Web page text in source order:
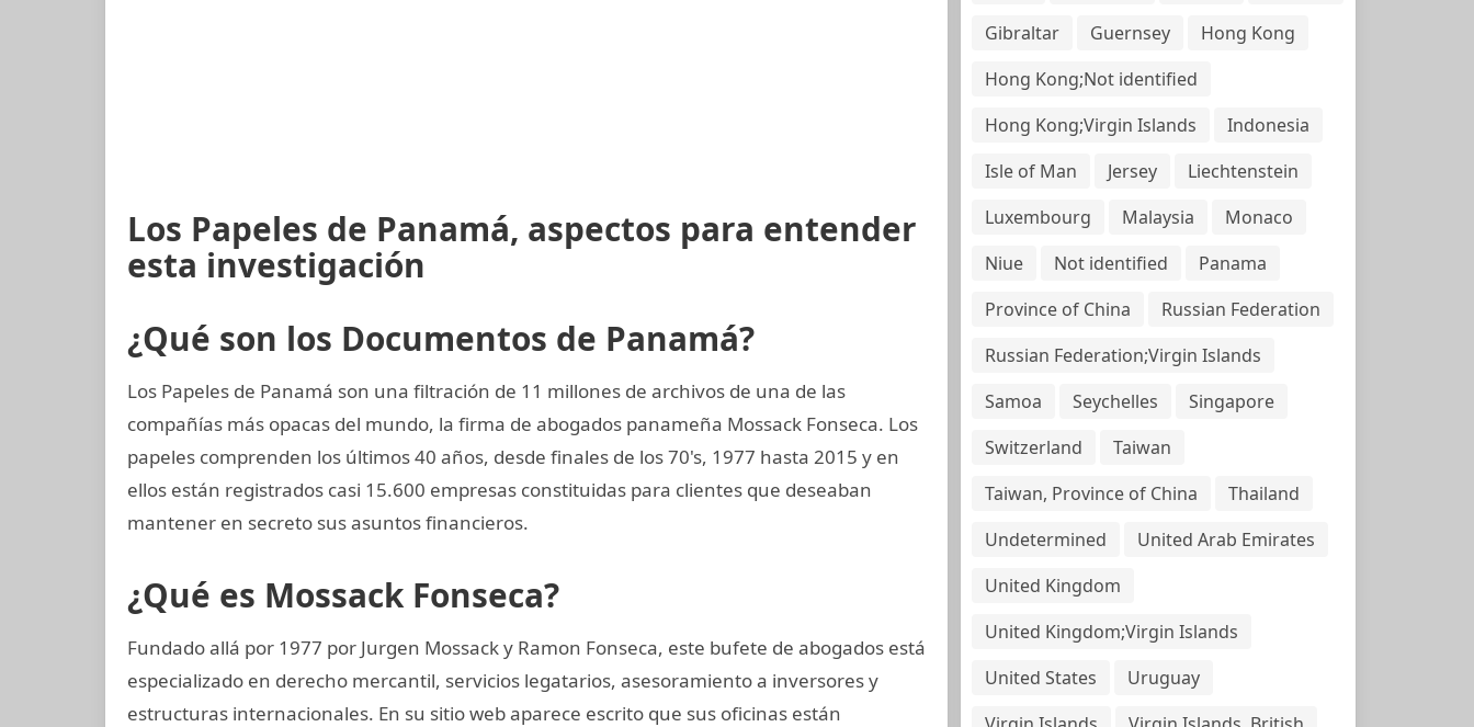
Los Papeles de Panamá, aspectos para entender
esta investigación
¿Qué son los Documentos de Panamá?
Los Papeles de Panamá son una filtración de 11 millones de archivos de una de las
compañías más opacas del mundo, la firma de abogados panameña Mossack Fonseca. Los
papeles comprenden los últimos 40 años, desde finales de los 70's, 1977 hasta 2015 y en
ellos están registrados casi 15.600 empresas constituidas para clientes que deseaban
mantener en secreto sus asuntos financieros.
¿Qué es Mossack Fonseca?
Fundado allá por 1977 por Jurgen Mossack y Ramon Fonseca, este bufete de abogados está
especializado en derecho mercantil, servicios legatarios, asesoramiento a inversores y
estructuras internacionales. En su sitio web aparece escrito que sus oficinas están
Gibraltar
Guernsey
Hong Kong
Hong Kong;Not identified
Hong Kong;Virgin Islands
Indonesia
Isle of Man
Jersey
Liechtenstein
Luxembourg
Malaysia
Monaco
Niue
Not identified
Panama
Province of China
Russian Federation
Russian Federation;Virgin Islands
Samoa
Seychelles
Singapore
Switzerland
Taiwan
Taiwan, Province of China
Thailand
Undetermined
United Arab Emirates
United Kingdom
United Kingdom;Virgin Islands
United States
Uruguay